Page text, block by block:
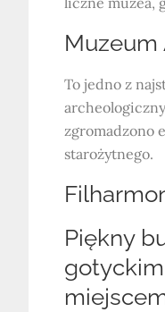
To jedno z
zgromadzono
starożytnego.
Piękny